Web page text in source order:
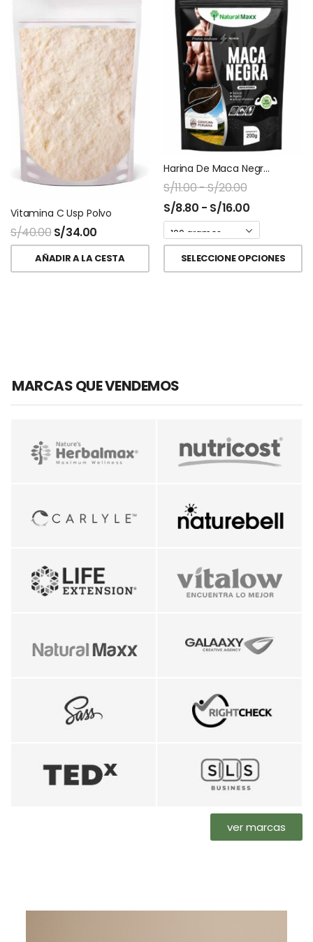
Vitamina C Usp Polvo
S/40.00 S/34.00
AÑADIR A LA CESTA
Harina De Maca Negra Ziplock Naturalmaxx
S/11.00-S/20.00
S/8.80 - S/16.00
SELECCIONE OPCIONES
MARCAS QUE VENDEMOS
ver marcas